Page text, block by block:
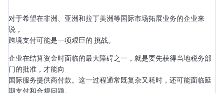
对于希望在非洲、亚洲和拉丁美洲等国际市场拓展业务的企业来
说，
跨境支付可能是一项艰巨的 挑战。
企业在结算资金时面临的最大障碍之一，就是要先获得当地税务部
门的批准，才能向
国际服务提供商付款。这一过程通常既复杂又耗时，还可能面临延
期支付和合规问题。